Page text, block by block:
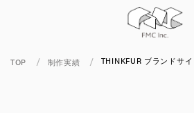
TOP 制作実績 THINKFUR ブランドサ